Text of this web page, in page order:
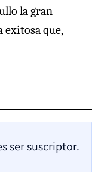
la gran
exitosa que,
ser suscriptor.